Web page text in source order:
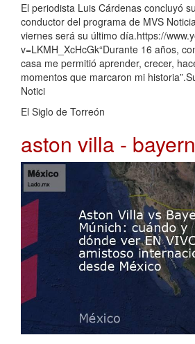
El periodista Luis Cárdenas concluyó
conductor del programa de MVS
viernes será su último día.https://
v=LKMH_XcHcGk“Durante 16 años,
casa me permitió aprender, crecer,
momentos que marcaron mi
Notici
El Siglo de Torreón
aston villa - bayern